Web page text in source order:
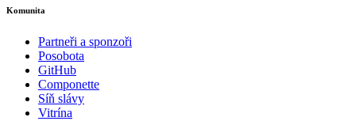
Komunita
Partneři a sponzoři
Posobota
GitHub
Componette
Síň slávy
Vitrína